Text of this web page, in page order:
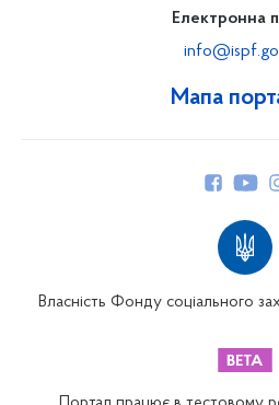
Мапа
Електронна
Власність Фонду соціального